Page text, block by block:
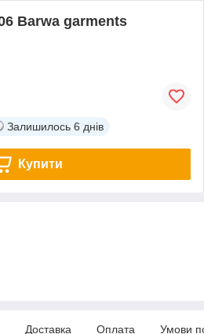
Barwa garments
Залишилось 6 днів
Купити
Доставка Оплата Умови